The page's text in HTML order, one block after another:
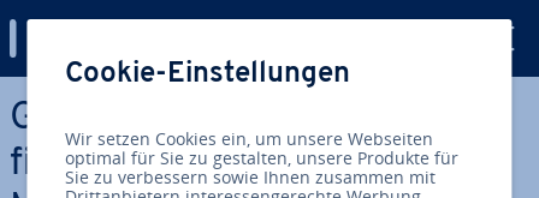
Zum Haupt­in­halt springen
Gruß­for­meln in E-Mails: So
finden Sie das passende E-
Cookie-Einstellungen
Wir setzen Cookies ein, um unsere Webseiten
optimal für Sie zu gestalten, unsere Produkte für
Sie zu verbessern sowie Ihnen zusammen mit